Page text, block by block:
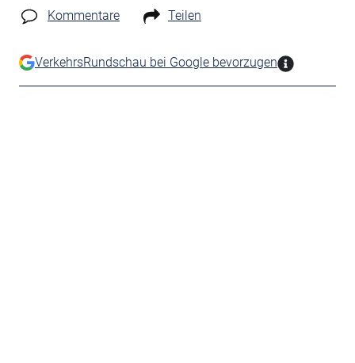
Kommentare Teilen
VerkehrsRundschau bei Google bevorzugen